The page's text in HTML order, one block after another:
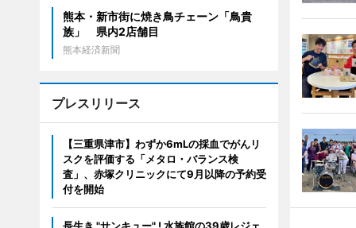
熊本・新市街に焼き鳥チェーン「鳥貴
族」 県内2店舗目
熊本経済新聞
プレスリリース
【三重県津市】わずか6mLの採血でがんリ
スクを評価する「メタロ・バランス検
査」、赤塚クリニックにて9月以降の予約受
付を開始